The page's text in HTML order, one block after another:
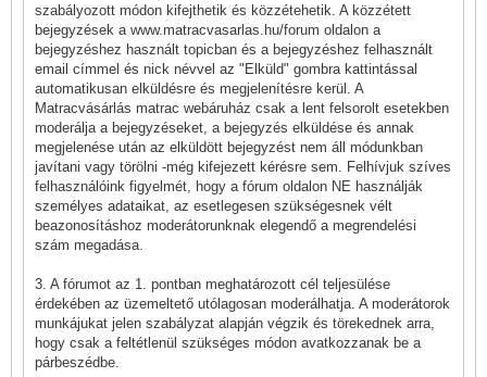
szabályozott módon kifejthetik és közzétehetik. A közzétett
bejegyzések a www.matracvasarlas.hu/forum oldalon a
bejegyzéshez használt topicban és a bejegyzéshez felhasznált
email címmel és nick névvel az "Elküld" gombra kattintással
automatikusan elküldésre és megjelenítésre kerül. A
Matracvásárlás matrac webáruház csak a lent felsorolt esetekben
moderálja a bejegyzéseket, a bejegyzés elküldése és annak
megjelenése után az elküldött bejegyzést nem áll módunkban
javítani vagy törölni -még kifejezett kérésre sem. Felhívjuk szíves
felhasználóink figyelmét, hogy a fórum oldalon NE használják
személyes adataikat, az esetlegesen szükségesnek vélt
beazonosításhoz moderátorunknak elegendő a megrendelési
szám megadása.
3. A fórumot az 1. pontban meghatározott cél teljesülése
érdekében az üzemeltető utólagosan moderálhatja. A moderátorok
munkájukat jelen szabályzat alapján végzik és törekednek arra,
hogy csak a feltétlenül szükséges módon avatkozzanak be a
párbeszédbe.